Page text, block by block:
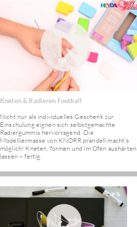
Kneten & Radieren Football
Nicht nur als individuelles Geschenk zur
Einschulung eignen sich selbstgemachte
Radiergummis hervorragend. Die
Modelliermasse von KNORR prandell macht’s
möglich! Kneten, formen und im Ofen aushärten
lassen – fertig.